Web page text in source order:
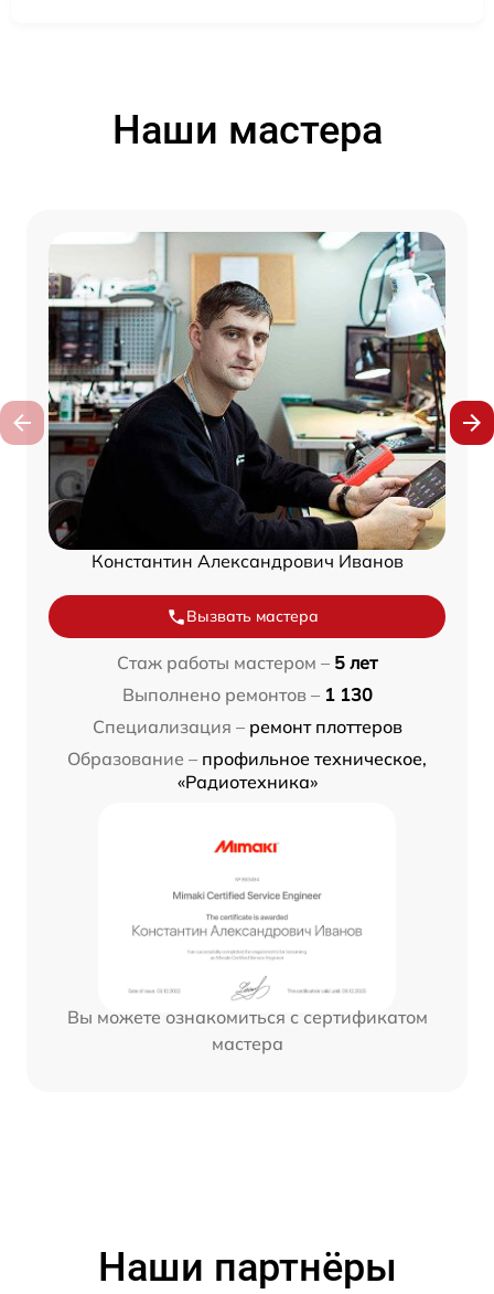
Наши мастера
Константин Александрович Иванов
Вызвать мастера
Стаж работы мастером – 5 лет
Выполнено ремонтов – 1 130
Специализация – ремонт плоттеров
Образование – профильное техническое,
«Радиотехника»
Вы можете ознакомиться с сертификатом
мастера
Наши партнёры